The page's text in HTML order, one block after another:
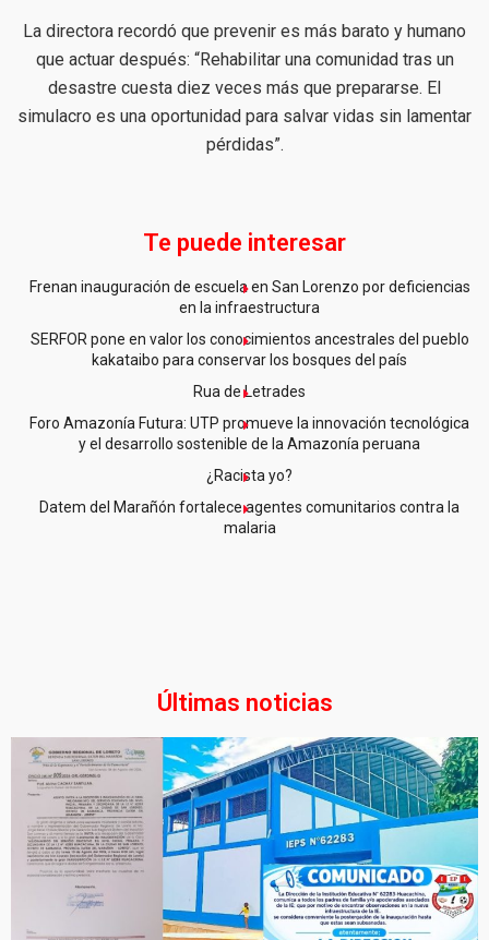
La directora recordó que prevenir es más barato y humano
que actuar después: “Rehabilitar una comunidad tras un
desastre cuesta diez veces más que prepararse. El
simulacro es una oportunidad para salvar vidas sin lamentar
pérdidas”.
Te puede interesar
Frenan inauguración de escuela en San Lorenzo por deficiencias
en la infraestructura
SERFOR pone en valor los conocimientos ancestrales del pueblo
kakataibo para conservar los bosques del país
Rua de Letrades
Foro Amazonía Futura: UTP promueve la innovación tecnológica
y el desarrollo sostenible de la Amazonía peruana
¿Racista yo?
Datem del Marañón fortalece agentes comunitarios contra la
malaria
Últimas noticias